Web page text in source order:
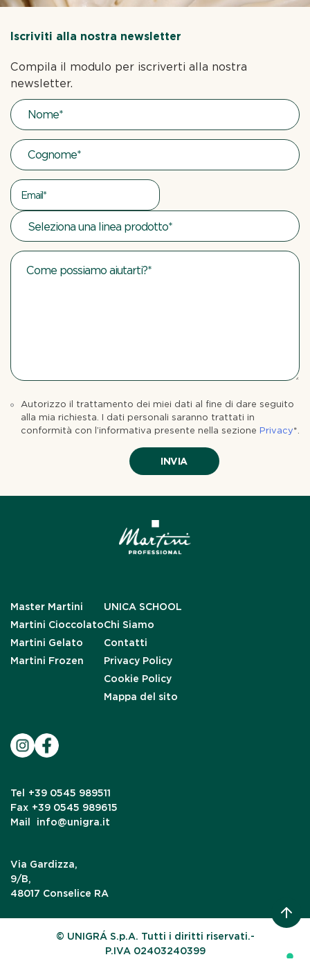
Iscriviti alla nostra newsletter
Compila il modulo per iscriverti alla nostra
newsletter.
Autorizzo il trattamento dei miei dati al fine di dare seguito
alla mia richiesta. I dati personali saranno trattati in
conformità con l’informativa presente nella sezione Privacy*.
Master Martini
Martini Cioccolato
Martini Gelato
Martini Frozen
UNICA SCHOOL
Chi Siamo
Contatti
Privacy Policy
Cookie Policy
Mappa del sito
Tel
+39 0545 989511
Fax +39 0545 989615
Mail
info@unigra.it
Via Gardizza,
9/B,
48017 Conselice RA
© UNIGRÁ S.p.A. Tutti i diritti riservati.-
P.IVA 02403240399